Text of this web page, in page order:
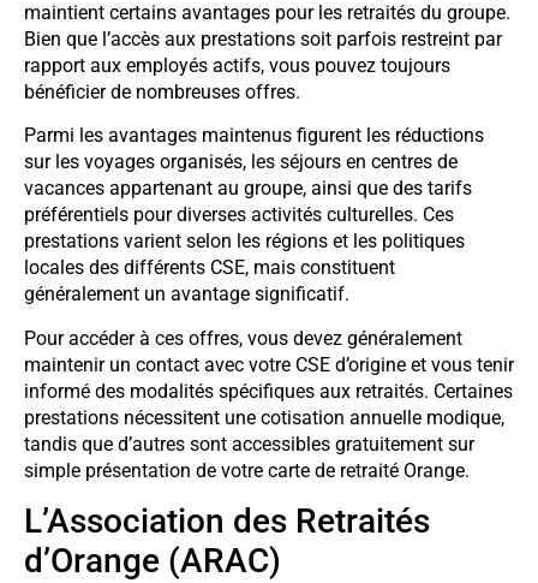
maintient certains avantages pour les retraités du groupe.
Bien que l’accès aux prestations soit parfois restreint par
rapport aux employés actifs, vous pouvez toujours
bénéficier de nombreuses offres.
Parmi les avantages maintenus figurent les réductions
sur les voyages organisés, les séjours en centres de
vacances appartenant au groupe, ainsi que des tarifs
préférentiels pour diverses activités culturelles. Ces
prestations varient selon les régions et les politiques
locales des différents CSE, mais constituent
généralement un avantage significatif.
Pour accéder à ces offres, vous devez généralement
maintenir un contact avec votre CSE d’origine et vous tenir
informé des modalités spécifiques aux retraités. Certaines
prestations nécessitent une cotisation annuelle modique,
tandis que d’autres sont accessibles gratuitement sur
simple présentation de votre carte de retraité Orange.
L’Association des Retraités
d’Orange (ARAC)